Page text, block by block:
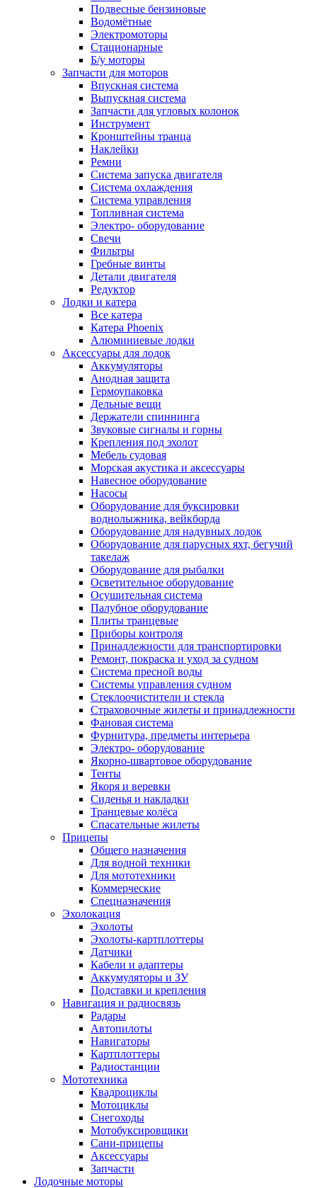
Подвесные бензиновые
Водомётные
Электромоторы
Стационарные
Б/у моторы
Запчасти для моторов
Впускная система
Выпускная система
Запчасти для угловых колонок
Инструмент
Кронштейны транца
Наклейки
Ремни
Система запуска двигателя
Система охлаждения
Система управления
Топливная система
Электро- оборудование
Свечи
Фильтры
Гребные винты
Детали двигателя
Редуктор
Лодки и катера
Все катера
Катера Phoenix
Алюминиевые лодки
Аксессуары для лодок
Аккумуляторы
Анодная защита
Гермоупаковка
Дельные вещи
Держатели спиннинга
Звуковые сигналы и горны
Крепления под эхолот
Мебель судовая
Морская акустика и аксессуары
Навесное оборудование
Насосы
Оборудование для буксировки
воднолыжника, вейкборда
Оборудование для надувных лодок
Оборудование для парусных яхт, бегучий
такелаж
Оборудование для рыбалки
Осветительное оборудование
Осушительная система
Палубное оборудование
Плиты транцевые
Приборы контроля
Принадлежности для транспортировки
Ремонт, покраска и уход за судном
Система пресной воды
Системы управления судном
Стеклоочистители и стекла
Страховочные жилеты и принадлежности
Фановая система
Фурнитура, предметы интерьера
Электро- оборудование
Якорно-швартовое оборудование
Тенты
Якоря и веревки
Сиденья и накладки
Транцевые колёса
Спасательные жилеты
Прицепы
Общего назначения
Для водной техники
Для мототехники
Коммерческие
Спецназначения
Эхолокация
Эхолоты
Эхолоты-картплоттеры
Датчики
Кабели и адаптеры
Аккумуляторы и ЗУ
Подставки и крепления
Навигация и радиосвязь
Радары
Автопилоты
Навигаторы
Картплоттеры
Радиостанции
Мототехника
Квадроциклы
Мотоциклы
Снегоходы
Мотобуксировщики
Сани-прицепы
Аксессуары
Запчасти
Лодочные моторы